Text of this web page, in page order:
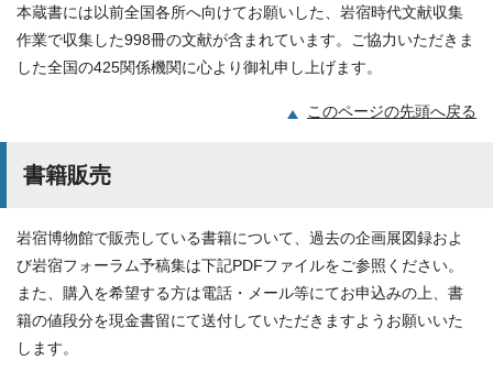
本蔵書には以前全国各所へ向けてお願いした、岩宿時代文献収集
作業で収集した998冊の文献が含まれています。ご協力いただきま
した全国の425関係機関に心より御礼申し上げます。
このページの先頭へ戻る
書籍販売
岩宿博物館で販売している書籍について、過去の企画展図録およ
び岩宿フォーラム予稿集は下記PDFファイルをご参照ください。
また、購入を希望する方は電話・メール等にてお申込みの上、書
籍の値段分を現金書留にて送付していただきますようお願いいた
します。